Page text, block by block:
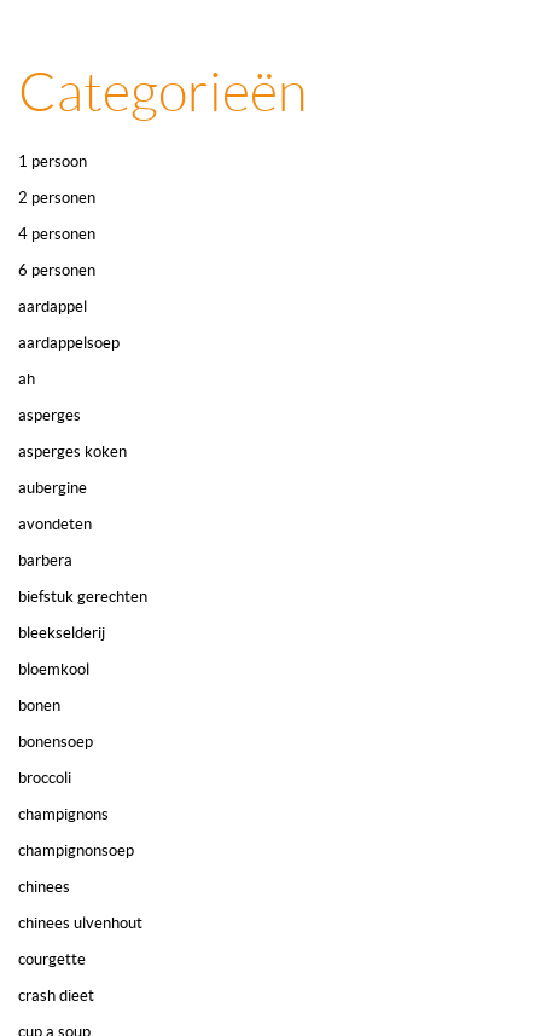
Categorieën
1 persoon
2 personen
4 personen
6 personen
aardappel
aardappelsoep
ah
asperges
asperges koken
aubergine
avondeten
barbera
biefstuk gerechten
bleekselderij
bloemkool
bonen
bonensoep
broccoli
champignons
champignonsoep
chinees
chinees ulvenhout
courgette
crash dieet
cup a soup